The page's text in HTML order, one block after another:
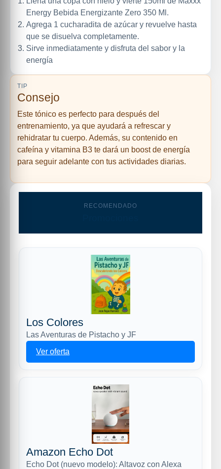
Energy Bebida Energizante Zero 350 Ml.
Agrega 1 cucharadita de azúcar y revuelve hasta
que se disuelva completamente.
Sirve inmediatamente y disfruta del sabor y la
energía
TIP
Consejo
Este tónico es perfecto para después del
entrenamiento, ya que ayudará a refrescar y
rehidratar tu cuerpo. Además, su contenido en
cafeína y vitamina B3 te dará un boost de energía
para seguir adelante con tus actividades diarias.
RECOMENDADO
Los Colores
Las Aventuras de Pistacho y JF
Ver oferta
Amazon Echo Dot
Echo Dot (nuevo modelo): Altavoz con Alexa